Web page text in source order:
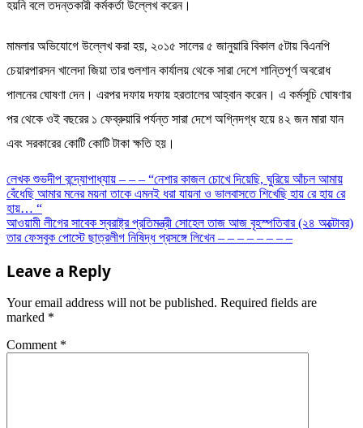
হয়নি বলে তদন্তকারী কর্মকর্তা উল্লেখ করেন।
মামলার অভিযোগে উল্লেখ করা হয়, ২০১৫ সালের ৫ জানুয়ারি বিকাল ৫টায় বিএনপি
চেয়ারপারসন খালেদা জিয়া তার গুলশান কার্যালয় থেকে সারা দেশে শান্তিপূর্ণ অবরোধ
পালনের ঘোষণা দেন। এরপর দফায় দফায় হরতালের আহ্বান করেন। এ কর্মসূচি ঘোষণার
পর থেকে ওই বছরের ১ ফেব্রুয়ারি পর্যন্ত সারা দেশে অগ্নিদগ্ধ হয়ে ৪২ জন মারা যান
এবং সরকারের কোটি কোটি টাকা ক্ষতি হয়।
Post
navigation
লেখক শুভদীপ বন্দ্যোপাধ্যায় – – – “নেশার কাজল চোখে দিয়েছি, ঘুরিয়ে আঁচল আমায়
বেঁধেছি আমার মনের ময়না তাকে এমনই ধরা যায়না ও ভালবাসতে শিখেছি হায় রে হায় রে
হায়… “
আওয়ামী লীগের সাবেক স্বরাষ্ট্র প্রতিমন্ত্রী সোহেল তাজ আজ বৃহস্পতিবার (২৪ অক্টোবর)
তার ফেসবুক পোস্টে ছাত্রলীগ নিষিদ্ধ প্রসঙ্গে লিখেন – – – – – – – –
Leave a Reply
Your email address will not be published. Required fields are
marked *
Comment *